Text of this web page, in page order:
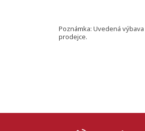
Poznámka: Uvedená
prodejce.